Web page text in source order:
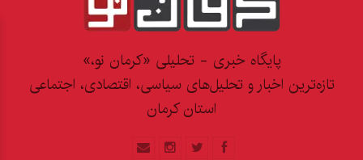
پایگاه خبری - تحلیلی «کرمان نو،»
تازه‌ترین اخبار و تحلیل‌های سیاسی، اقتصادی، اجتماعی
استان کرمان